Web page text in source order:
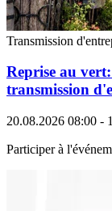
Transmission
Reprise au
transmission
20.08.2026 08:00 -
Participer à